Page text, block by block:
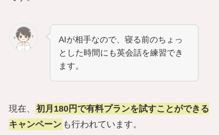
AIが相手なので、寝る前のちょっ
とした時間にも英会話を練習でき
ます。
現在、
初月180円で有料プランを試すことができる
キャンペーン も行われています。